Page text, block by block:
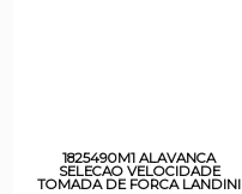
1825490M1 ALAVANCA
SELECAO VELOCIDADE
TOMADA DE FORCA LANDINI